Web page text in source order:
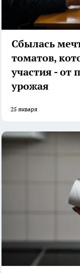
Сбылась
томатов,
участия - от
урожая
25 января